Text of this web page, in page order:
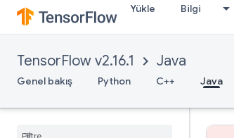
Yükle Bilgi
TensorFlow v2.16.1 Java
Genel bakış Python C++ Java
RaggedRange
RaggedTensorFromVariant
RaggedTensorToTensor
RaggedTensorToVariant
RandomDatasetV2